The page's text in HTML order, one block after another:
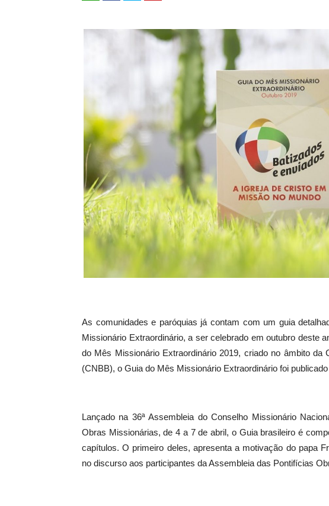
As comunidades e paróquias já contam com um guia
Missionário Extraordinário, a ser celebrado em outubro deste
do Mês Missionário Extraordinário 2019, criado no âmbito da
(CNBB), o Guia do Mês Missionário Extraordinário foi
Lançado na 36ª Assembleia do Conselho Missionário
Obras Missionárias, de 4 a 7 de abril, o Guia brasileiro é
capítulos. O primeiro deles, apresenta a motivação do papa
no discurso aos participantes da Assembleia das Pontifícias